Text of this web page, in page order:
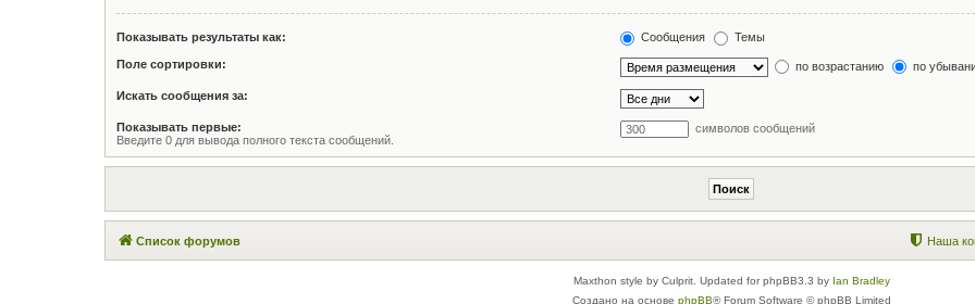
Показывать результаты как: Сообщения Темы
Поле сортировки: по возрастанию по
Искать сообщения за:
Показывать первые:
Введите 0 для вывода полного текста сообщений.
символов сообщений
Список форумов Наша
Maxthon style by Culprit. Updated for phpBB3.3 by Ian Bradley
Создано на основе phpBB® Forum Software © phpBB Limited